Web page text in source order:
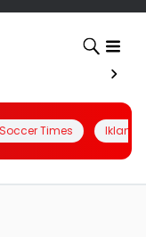
Soccer Times Iklanin